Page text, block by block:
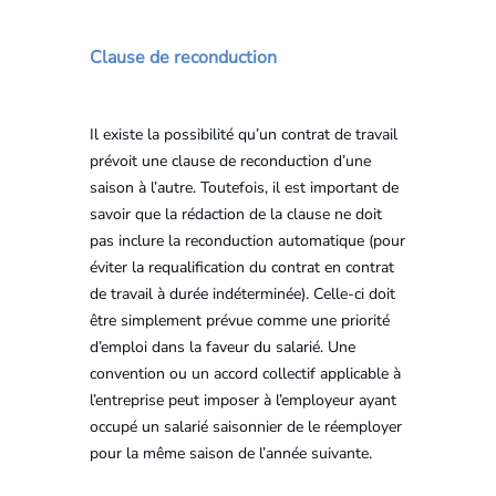
Clause de reconduction
Il existe la possibilité qu’un contrat de travail
prévoit une clause de reconduction d’une
saison à l’autre. Toutefois, il est important de
savoir que la rédaction de la clause ne doit
pas inclure la reconduction automatique (pour
éviter la requalification du contrat en contrat
de travail à durée indéterminée). Celle-ci doit
être simplement prévue comme une priorité
d’emploi dans la faveur du salarié. Une
convention ou un accord collectif applicable à
l’entreprise peut imposer à l’employeur ayant
occupé un salarié saisonnier de le réemployer
pour la même saison de l’année suivante.